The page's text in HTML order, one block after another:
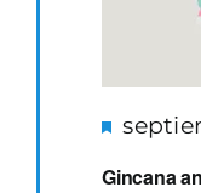
Gincana